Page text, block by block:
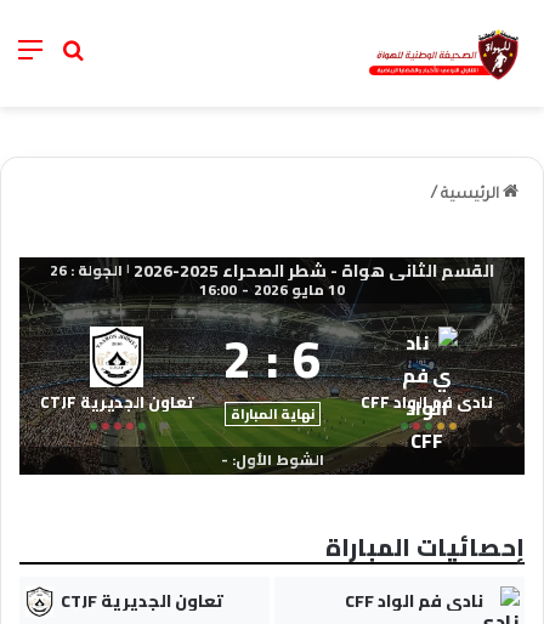
خانة
الرئيسية /
القسم الثاني هواة - شطر الصحراء 2025-2026 | الجولة : 26
10 مايو 2026 -
16:00
نادي فم الواد CFF 6
:
2
نهاية المباراة تعاون الجديرية CTJF
الشوط الأول: -
إحصائيات المباراة
نادي فم الواد CFF تعاون الجديرية CTJF